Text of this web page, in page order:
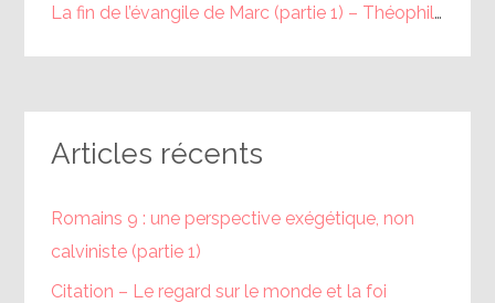
La fin de l’évangile de Marc (partie 1) – Théophile
Articles récents
Romains 9 : une perspective exégétique, non
calviniste (partie 1)
Citation – Le regard sur le monde et la foi